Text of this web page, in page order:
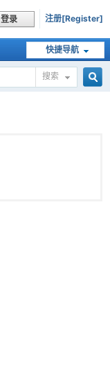
登录 注册[Register]
快捷导航
搜索